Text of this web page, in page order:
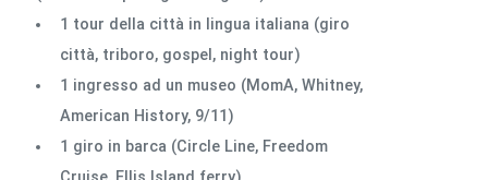
1 tour della città in lingua italiana (giro
città, triboro, gospel, night tour)
1 ingresso ad un museo (MomA, Whitney,
American History, 9/11)
1 giro in barca (Circle Line, Freedom